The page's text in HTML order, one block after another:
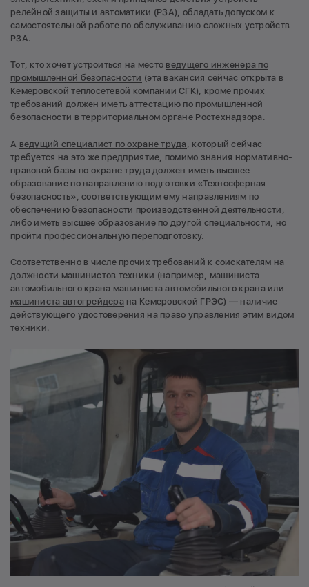
релейной защиты и автоматики (РЗА), обладать допуском к
самостоятельной работе по обслуживанию сложных устройств
РЗА.
Тот, кто хочет устроиться на место ведущего инженера по
промышленной безопасности (эта вакансия сейчас открыта в
Кемеровской теплосетевой компании СГК), кроме прочих
требований должен иметь аттестацию по промышленной
безопасности в территориальном органе Ростехнадзора.
А ведущий специалист по охране труда
, который сейчас
требуется на это же предприятие, помимо знания нормативно-
правовой базы по охране труда должен иметь высшее
образование по направлению подготовки «Техносферная
безопасность», соответствующим ему направлениям по
обеспечению безопасности производственной деятельности,
либо иметь высшее образование по другой специальности, но
пройти профессиональную переподготовку.
Соответственно в числе прочих требований к соискателям на
должности машинистов техники (например, машиниста
автомобильного крана машиниста автомобильного крана или
машиниста автогрейдера на Кемеровской ГРЭС) — наличие
действующего удостоверения на право управления этим видом
техники.